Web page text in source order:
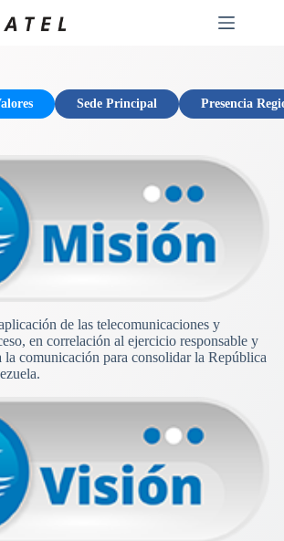
Sede Principal Presencia
de las telecomunicaciones y
en correlación al ejercicio responsable y
la comunicación para consolidar la República